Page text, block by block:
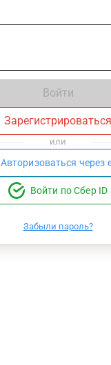
Войти
Зарегистрироваться
или
Авторизоваться через
Войти по Сбер ID
Забыли пароль?